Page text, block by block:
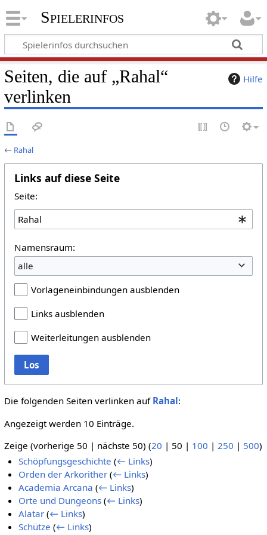
Spielerinfos
Hilfe
Seiten, die auf „Rahal“
verlinken
← Rahal
Links auf diese Seite
Seite:
Namensraum:
alle
Vorlageneinbindungen ausblenden
Links ausblenden
Weiterleitungen ausblenden
Los
Die folgenden Seiten verlinken auf Rahal:
Angezeigt werden 10 Einträge.
Zeige (vorherige 50 | nächste 50) (20 | 50 | 100 | 250 | 500)
Schöpfungsgeschichte (← Links)
Orden der Arkorither (← Links)
Academia Arcana (← Links)
Orte und Dungeons (← Links)
Alatar (← Links)
Schütze (← Links)